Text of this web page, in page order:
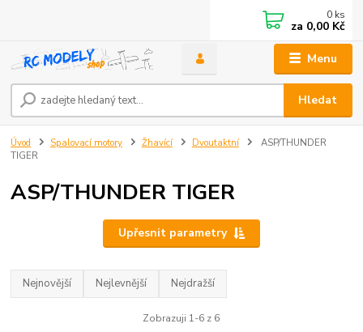
Menu
Hledat
0 ks
za 0,00 Kč
Úvod Spalovací motory Žhavící Dvoutaktní
ASP/THUNDER
TIGER
ASP/THUNDER TIGER
Upřesnit parametry
Nejnovější Nejlevnější Nejdražší
Zobrazuji 1-6 z 6